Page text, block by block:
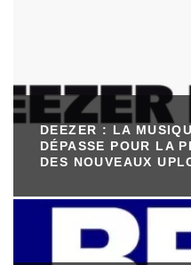
DEEZER : LA
DÉPASSE POUR LA
DES NOUVEAUX